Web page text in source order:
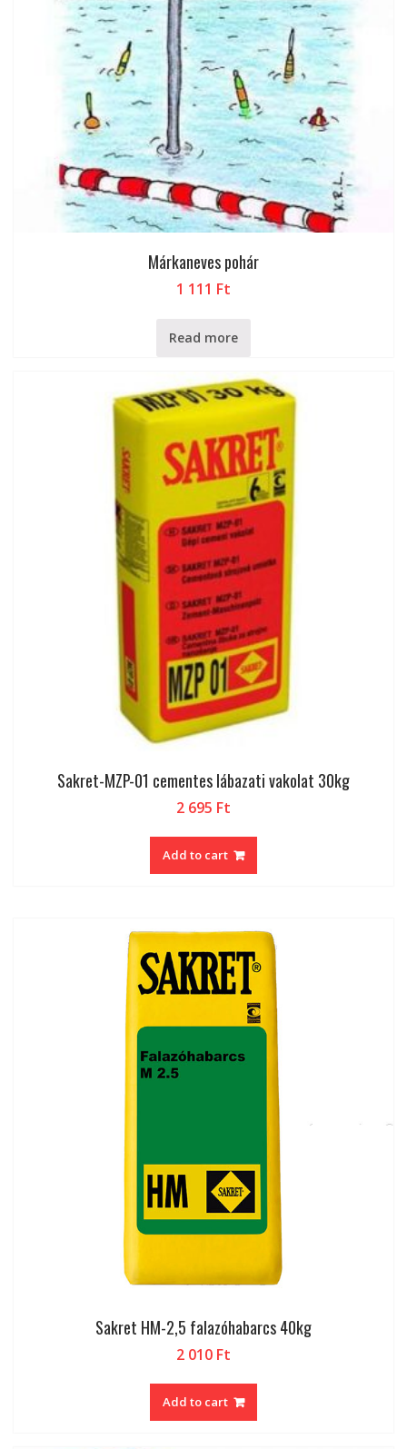
Márkaneves pohár
1 111 Ft
Read more
Sakret-MZP-01 cementes lábazati vakolat 30kg
2 695 Ft
Add to cart
Sakret HM-2,5 falazóhabarcs 40kg
2 010 Ft
Add to cart